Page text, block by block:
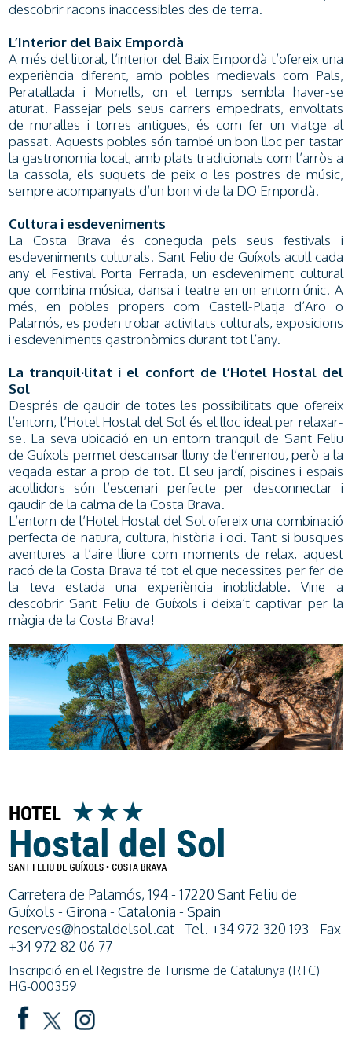
descobrir racons inaccessibles des de terra.
L’Interior del Baix Empordà
A més del litoral, l’interior del Baix Empordà t’ofereix una
experiència diferent, amb pobles medievals com Pals,
Peratallada i Monells, on el temps sembla haver-se
aturat. Passejar pels seus carrers empedrats, envoltats
de muralles i torres antigues, és com fer un viatge al
passat. Aquests pobles són també un bon lloc per tastar
la gastronomia local, amb plats tradicionals com l’arròs a
la cassola, els suquets de peix o les postres de músic,
sempre acompanyats d’un bon vi de la DO Empordà.
Cultura i esdeveniments
La Costa Brava és coneguda pels seus festivals i
esdeveniments culturals. Sant Feliu de Guíxols acull cada
any el Festival Porta Ferrada, un esdeveniment cultural
que combina música, dansa i teatre en un entorn únic. A
més, en pobles propers com Castell-Platja d’Aro o
Palamós, es poden trobar activitats culturals, exposicions
i esdeveniments gastronòmics durant tot l’any.
La tranquil·litat i el confort de l’Hotel Hostal del
Sol
Després de gaudir de totes les possibilitats que ofereix
l’entorn, l’Hotel Hostal del Sol és el lloc ideal per relaxar-
se. La seva ubicació en un entorn tranquil de Sant Feliu
de Guíxols permet descansar lluny de l’enrenou, però a la
vegada estar a prop de tot. El seu jardí, piscines i espais
acollidors són l’escenari perfecte per desconnectar i
gaudir de la calma de la Costa Brava.
L’entorn de l’Hotel Hostal del Sol ofereix una combinació
perfecta de natura, cultura, història i oci. Tant si busques
aventures a l’aire lliure com moments de relax, aquest
racó de la Costa Brava té tot el que necessites per fer de
la teva estada una experiència inoblidable. Vine a
descobrir Sant Feliu de Guíxols i deixa’t captivar per la
màgia de la Costa Brava!
Carretera de Palamós, 194 - 17220 Sant Feliu de
Guíxols - Girona - Catalonia - Spain
reserves@hostaldelsol.cat- Tel. +34 972 320 193 - Fax
+34 972 82 06 77
Inscripció en el Registre de Turisme de Catalunya (RTC)
HG-000359